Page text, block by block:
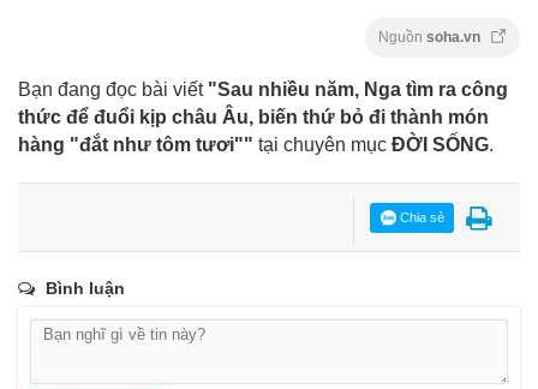
Nguồn soha.vn
Bạn đang đọc bài viết "Sau nhiều năm, Nga tìm ra công
thức để đuổi kịp châu Âu, biến thứ bỏ đi thành món
hàng "đắt như tôm tươi"" tại chuyên mục ĐỜI SỐNG.
Chia sẻ
Bình luận